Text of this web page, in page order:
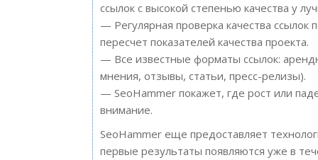
ссылок с высокой степенью качества у
— Регулярная проверка качества
пересчет показателей качества проекта.
— Все известные форматы ссылок:
мнения, отзывы, статьи, пресс-релизы).
— SeoHammer покажет, где рост или
внимание.
SeoHammer еще предоставляет
первые результаты появляются уже в